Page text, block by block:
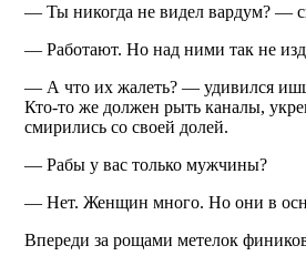
— Ты никогда не видел вардум? —
— Работают. Но над ними так не
— А что их жалеть? — удивился
Кто-то же должен рыть каналы,
смирились со своей долей.
— Рабы у вас только мужчины?
— Нет. Женщин много. Но они в
Впереди за рощами метелок